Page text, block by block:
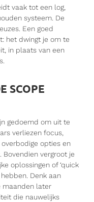
vaak tot een log,
systeem. De
Een goed
het dwingt je om te
in plaats van een
SCOPE
gedoemd om uit te
verliezen focus,
opties en
vergroot je
oplossingen of ‘quick
Denk aan
maanden later
die nauwelijks